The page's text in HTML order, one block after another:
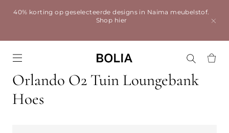
40% korting op geselecteerde designs in Naima meubelstof.
Shop hier
Orlando O2 Tuin Loungebank
Hoes